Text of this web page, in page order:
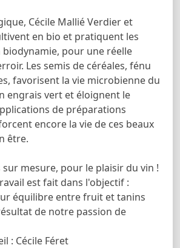
Cécile Mallié Verdier et
en bio et pratiquent les
pour une réelle
Les semis de céréales, fénu
favorisent la vie microbienne du
engrais vert et éloignent le
de préparations
encore la vie de ces beaux
être.
mesure, pour le plaisir du vin !
est fait dans l'objectif :
équilibre entre fruit et tanins
de notre passion de
: Cécile Féret